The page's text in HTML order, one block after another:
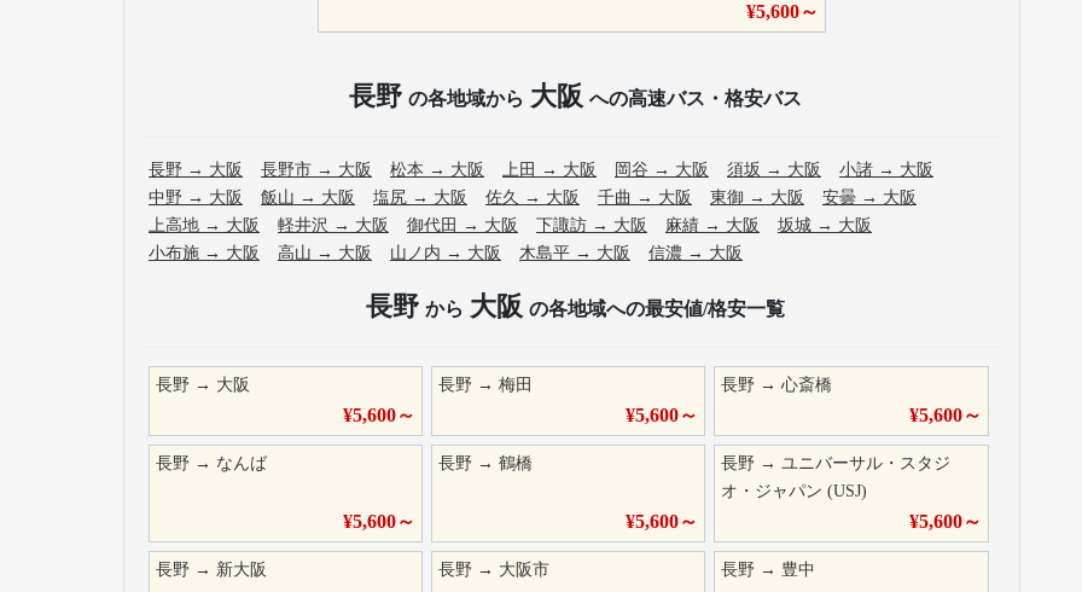
¥5,600～
長野 の各地域から 大阪 への高速バス・格安バス
長野 → 大阪 長野市 → 大阪 松本 → 大阪 上田 → 大阪 岡谷 → 大阪 須坂 → 大阪 小諸 → 大阪
中野 → 大阪 飯山 → 大阪 塩尻 → 大阪 佐久 → 大阪 千曲 → 大阪 東御 → 大阪 安曇 → 大阪
上高地 → 大阪 軽井沢 → 大阪 御代田 → 大阪 下諏訪 → 大阪 麻績 → 大阪 坂城 → 大阪
小布施 → 大阪 高山 → 大阪 山ノ内 → 大阪 木島平 → 大阪 信濃 → 大阪
長野 から 大阪 の各地域への最安値/格安一覧
長野 → 大阪
¥5,600～
長野 →梅田
¥5,600～
長野 →心斎橋
¥5,600～
長野 → なんば
¥5,600～
長野 →鶴橋
¥5,600～
長野 →ユニバーサル・スタジ
オ・ジャパン (USJ)
¥5,600～
長野 → 新大阪 長野 → 大阪市 長野 → 豊中